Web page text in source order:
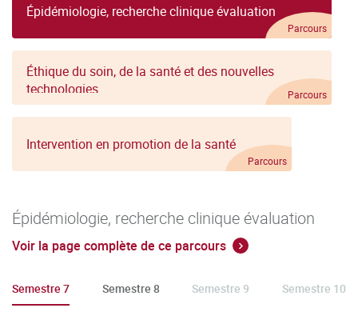
Épidémiologie, recherche clinique évaluation
Parcours
Éthique du soin, de la santé et des nouvelles
technologies
Parcours
Intervention en promotion de la santé
Parcours
Épidémiologie, recherche clinique évaluation
Voir la page complète de ce parcours
Semestre 7 Semestre 8 Semestre 9 Semestre 10